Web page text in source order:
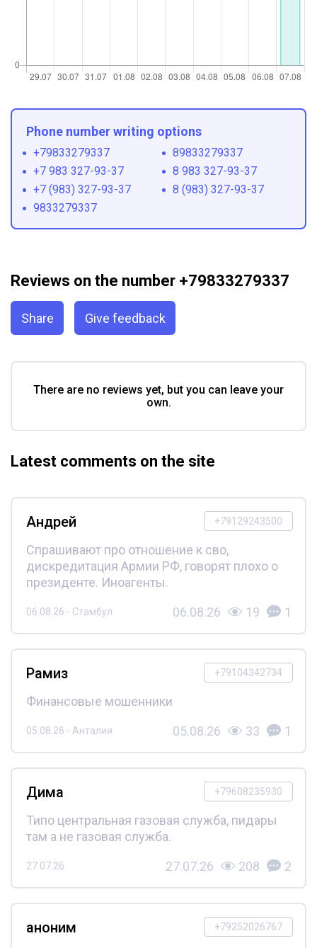
Phone number writing options
+79833279337
89833279337
+7 983 327-93-37
8 983 327-93-37
+7 (983) 327-93-37
8 (983) 327-93-37
9833279337
Reviews on the number +79833279337
Share Give feedback
There are no reviews yet, but you can leave your
own.
Latest comments on the site
+79129243500
Андрей
Спрашивают про отношение к сво,
дискредитация Армии РФ, говорят плохо о
президенте. Иноагенты.
06.08.26 - Стамбул 06.08.26 19 1
+79104342734
Рамиз
Финансовые мошенники
05.08.26 - Анталия 05.08.26 33 1
+79608235930
Дима
Типо центральная газовая служба, пидары
там а не газовая служба.
27.07.26 27.07.26 208 2
+79252026767
аноним